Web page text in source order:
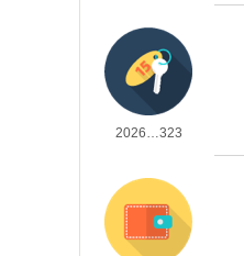
2026…323